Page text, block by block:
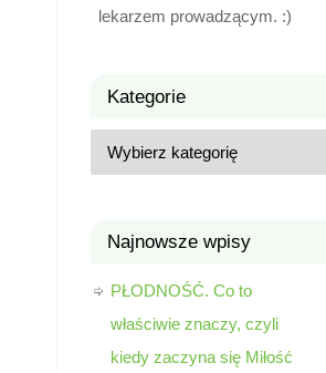
lekarzem prowadzącym. :)
Kategorie
Najnowsze wpisy
PŁODNOŚĆ. Co to
właściwie znaczy, czyli
kiedy zaczyna się Miłość